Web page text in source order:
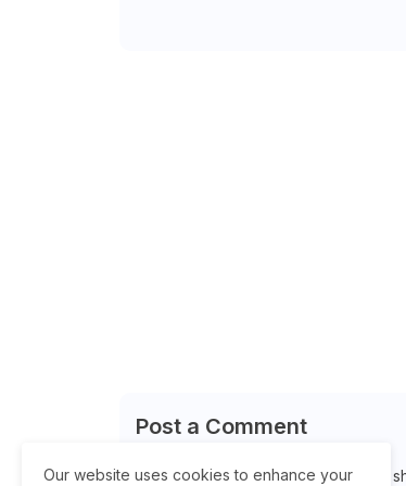
Post a Comment
Please Select Embedded Mode To
Our website uses cookies to enhance your